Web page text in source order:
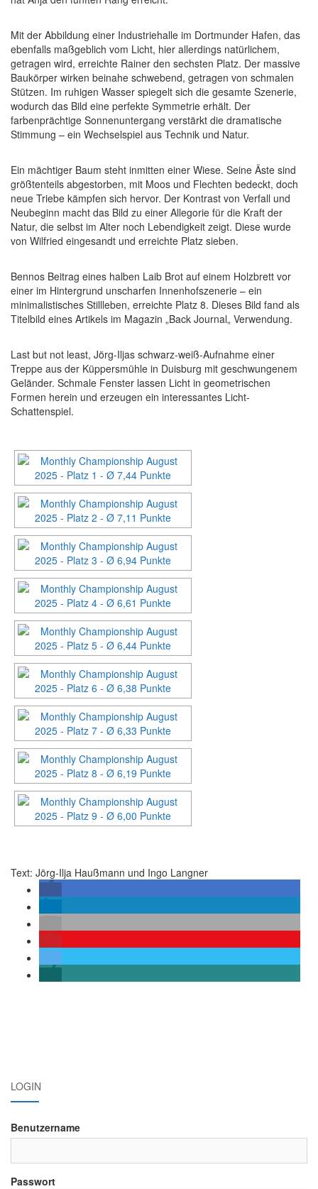
Mit der Abbildung einer Industriehalle im Dortmunder Hafen, das
ebenfalls maßgeblich vom Licht, hier allerdings natürlichem,
getragen wird, erreichte Rainer den sechsten Platz. Der massive
Baukörper wirken beinahe schwebend, getragen von schmalen
Stützen. Im ruhigen Wasser spiegelt sich die gesamte Szenerie,
wodurch das Bild eine perfekte Symmetrie erhält. Der
farbenprächtige Sonnenuntergang verstärkt die dramatische
Stimmung – ein Wechselspiel aus Technik und Natur.
Ein mächtiger Baum steht inmitten einer Wiese. Seine Äste sind
größtenteils abgestorben, mit Moos und Flechten bedeckt, doch
neue Triebe kämpfen sich hervor. Der Kontrast von Verfall und
Neubeginn macht das Bild zu einer Allegorie für die Kraft der
Natur, die selbst im Alter noch Lebendigkeit zeigt. Diese wurde
von Wilfried eingesandt und erreichte Platz sieben.
Bennos Beitrag eines halben Laib Brot auf einem Holzbrett vor
einer im Hintergrund unscharfen Innenhofszenerie – ein
minimalistisches Stillleben, erreichte Platz 8. Dieses Bild fand als
Titelbild eines Artikels im Magazin „Back Journal„ Verwendung.
Last but not least, Jörg-Iljas schwarz-weiß-Aufnahme einer
Treppe aus der Küppersmühle in Duisburg mit geschwungenem
Geländer. Schmale Fenster lassen Licht in geometrischen
Formen herein und erzeugen ein interessantes Licht-
Schattenspiel.
Text: Jörg-Ilja Haußmann und Ingo Langner
LOGIN
Benutzername
Passwort